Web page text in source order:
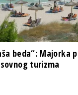
beda“: Majorka
turizma